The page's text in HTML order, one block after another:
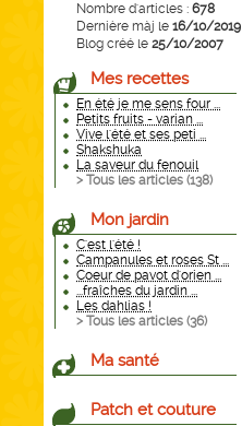
Nombre d'articles : 678
Dernière màj le 16/10/2019
Blog créé le 25/10/2007
Mes recettes
En été je me sens four ...
Petits fruits - varian ...
Vive l'été et ses peti ...
Shakshuka
La saveur du fenouil
> Tous les articles (138)
Mon jardin
C'est l'été !
Campanules et roses St ...
Coeur de pavot d'orien ...
...fraîches du jardin ...
Les dahlias !
> Tous les articles (36)
Ma santé
Patch et couture